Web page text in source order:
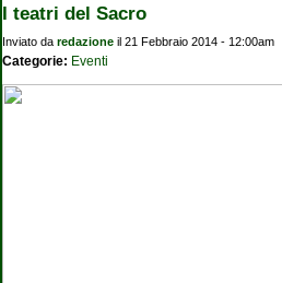
I teatri del Sacro
Inviato da redazione il 21 Febbraio 2014 - 12:00am
Categorie: Eventi